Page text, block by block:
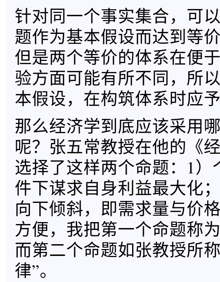
针对同一个事实集合，可
题作为基本假设而达到等
但是两个等价的体系在便
验方面可能有所不同，所
本假设，在构筑体系时应
那么经济学到底应该采用
呢？张五常教授在他的《
选择了这样两个命题：1）
件下谋求自身利益最大化
向下倾斜，即需求量与价
方便，我把第一个命题称
而第二个命题如张教授所
律”。